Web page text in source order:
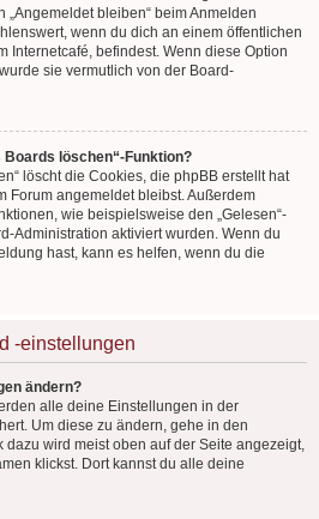
„Angemeldet bleiben“ beim Anmelden
wenn du dich an einem öffentlichen
Internetcafé, befindest. Wenn diese Option
sie vermutlich von der Board-
löschen“-Funktion?
löscht die Cookies, die phpBB erstellt hat
Forum angemeldet bleibst. Außerdem
wie beispielsweise den „Gelesen“-
Administration aktiviert wurden. Wenn du
hast, kann es helfen, wenn du die
-einstellungen
ändern?
alle deine Einstellungen in der
Um diese zu ändern, gehe in den
dazu wird meist oben auf der Seite angezeigt,
klickst. Dort kannst du alle deine